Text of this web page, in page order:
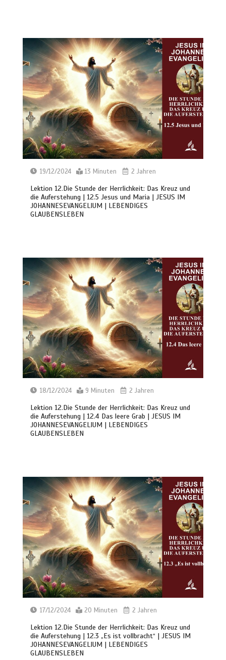
19/12/2024 13 Minuten 2 Jahren
Lektion 12.Die Stunde der Herrlichkeit: Das Kreuz und
die Auferstehung | 12.5 Jesus und Maria | JESUS IM
JOHANNESEVANGELIUM | LEBENDIGES
GLAUBENSLEBEN
18/12/2024 9 Minuten 2 Jahren
Lektion 12.Die Stunde der Herrlichkeit: Das Kreuz und
die Auferstehung | 12.4 Das leere Grab | JESUS IM
JOHANNESEVANGELIUM | LEBENDIGES
GLAUBENSLEBEN
17/12/2024 20 Minuten 2 Jahren
Lektion 12.Die Stunde der Herrlichkeit: Das Kreuz und
die Auferstehung | 12.3 „Es ist vollbracht“ | JESUS IM
JOHANNESEVANGELIUM | LEBENDIGES
GLAUBENSLEBEN